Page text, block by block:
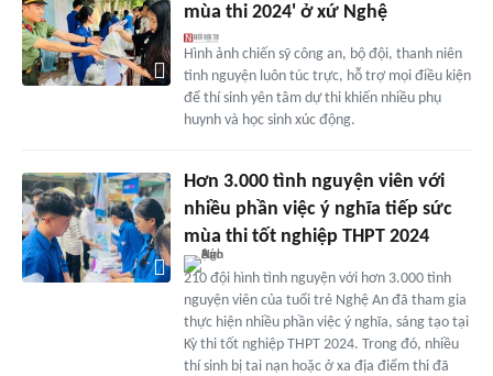
mùa thi 2024' ở xứ Nghệ
Hình ảnh chiến sỹ công an, bộ đội, thanh niên
tình nguyện luôn túc trực, hỗ trợ mọi điều kiện
để thí sinh yên tâm dự thi khiến nhiều phụ
huynh và học sinh xúc động.
Hơn 3.000 tình nguyện viên với
nhiều phần việc ý nghĩa tiếp sức
mùa thi tốt nghiệp THPT 2024
210 đội hình tình nguyện với hơn 3.000 tình
nguyện viên của tuổi trẻ Nghệ An đã tham gia
thực hiện nhiều phần việc ý nghĩa, sáng tạo tại
Kỳ thi tốt nghiệp THPT 2024. Trong đó, nhiều
thí sinh bị tai nạn hoặc ở xa địa điểm thi đã